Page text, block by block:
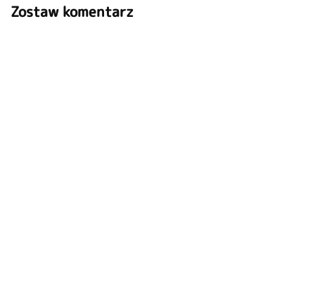
Zostaw komentarz